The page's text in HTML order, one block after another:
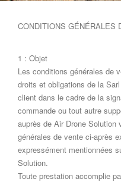
CONDITIONS GÉNÉRALES
1 : Objet
Les conditions générales de
droits et obligations de la
client dans le cadre de la
commande ou tout autre
auprès de Air Drone
générales de vente ci-après
expressément mentionnées
Solution.
Toute prestation accomplie